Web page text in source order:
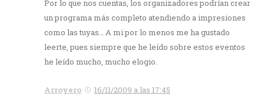
Por lo que nos cuentas, los organizadores podrían crear
un programa más completo atendiendo a impresiones
como las tuyas… A mi por lo menos me ha gustado
leerte, pues siempre que he leído sobre estos eventos
he leído mucho, mucho elogio.
Arroyero
16/11/2009 a las 17:45